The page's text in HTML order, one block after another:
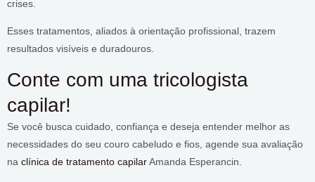
crises.
Esses tratamentos, aliados à orientação profissional, trazem
resultados visíveis e duradouros.
Conte com uma tricologista
capilar!
Se você busca cuidado, confiança e deseja entender melhor as
necessidades do seu couro cabeludo e fios, agende sua avaliação
na clínica de tratamento capilarAmanda Esperancin.